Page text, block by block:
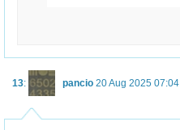
13: pancio 20 Aug 2025 07:04